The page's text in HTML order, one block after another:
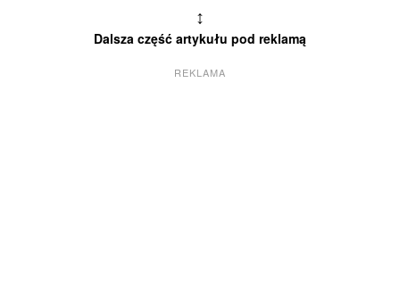
↕
Dalsza część artykułu pod reklamą
REKLAMA